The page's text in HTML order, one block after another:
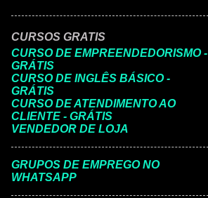
CURSOS GRATIS
CURSO DE EMPREENDEDORISMO -
GRÁTIS
CURSO DE INGLÊS BÁSICO -
GRÁTIS
CURSO DE ATENDIMENTO AO
CLIENTE - GRÁTIS
VENDEDOR DE LOJA
GRUPOS DE EMPREGO NO
WHATSAPP